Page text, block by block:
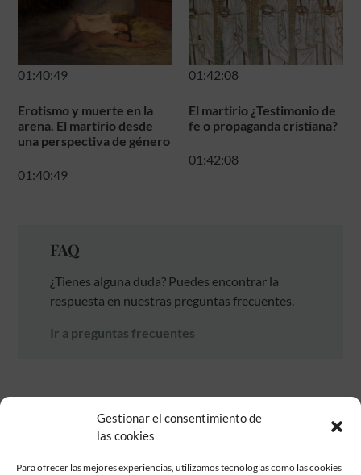
Gestionar el consentimiento de
las cookies
Para ofrecer las mejores experiencias, utilizamos tecnologías como las cookies
01:40:49
Erotismo y muerte en la
arena. El martirio desde
una perspectiva de género
01:40:49
01:42:08
El martirio ¿Testimonio de
fe o propaganda cristiana?
01:42:08
FAQ
¿Tienes alguna duda? Puedes encontrar la
respuesta en nuestras preguntas frecuentes.
Ir a preguntas frecuentes